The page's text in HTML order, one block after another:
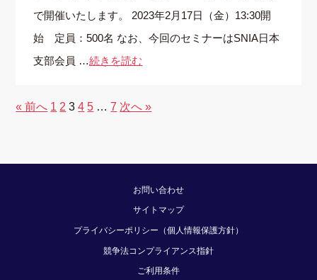
で開催いたします。 2023年2月17日（金）13:30開
始 定員：500名 なお、今回のセミナーはSNIA日本
支部会員 …続きを読む
« 前へ 1 2 3 4 5 … 7 次へ »
お問い合わせ
サイトマップ
プライバシーポリシー（個人情報保護方針）
競争法コンプライアンス指針
ご利用条件